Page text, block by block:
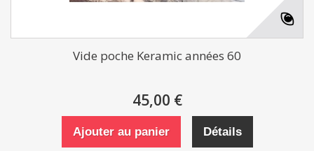
Vide poche Keramic années 60
45,00 €
Ajouter au panier Détails